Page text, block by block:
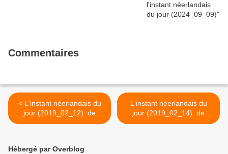
Commentaires
< L'instant néerlandais du
jour (2019_02_12): de
kapper, de kapster
L'instant néerlandais du
jour (2019_02_14): de
meubelmaker >
Hébergé par Overblog